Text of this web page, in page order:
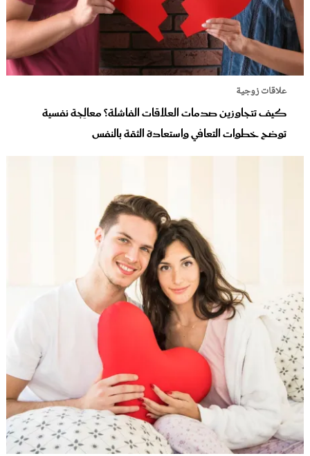
علاقات زوجية
كيف تتجاوزين صدمات العلاقات الفاشلة؟ معالِجة نفسية
توضح خطوات التعافي واستعادة الثقة بالنفس